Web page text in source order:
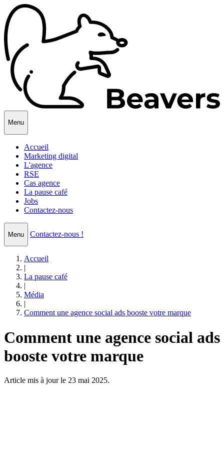
Menu
Accueil
Marketing digital
L'agence
RSE
Cas agence
La pause café
Jobs
Contactez-nous
Menu Contactez-nous !
Accueil
La pause café
Média
Comment une agence social ads booste votre marque
Comment une agence social ads
booste votre marque
Article mis à jour le 23 mai 2025.